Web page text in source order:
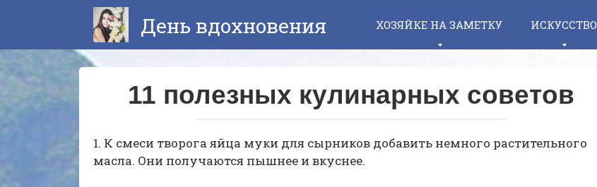
День вдохновения ХОЗЯЙКЕ НА ЗАМЕТКУ ИСКУССТВО
11 полезных кулинарных советов
1. К смеси творога яйца муки для сырников добавить немного растительного
масла. Они получаются пышнее и вкуснее.